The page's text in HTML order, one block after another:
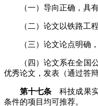
（一）导向正确，具有
（二）论文以铁路工程
（三）论文论点明确，
（四）论文系在全国公
优秀论文，发表（通过答
第十七条 科技成果
条件的项目均可推荐。